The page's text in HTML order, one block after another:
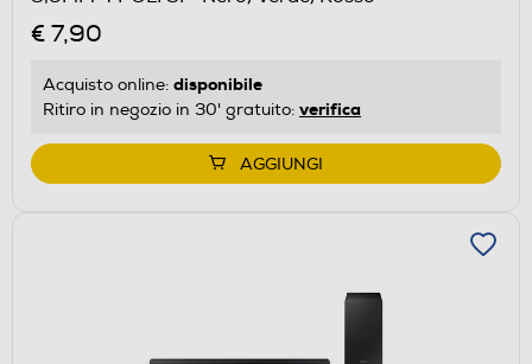
€ 7,90
Acquisto online: disponibile
Ritiro in negozio in 30' gratuito: verifica
AGGIUNGI